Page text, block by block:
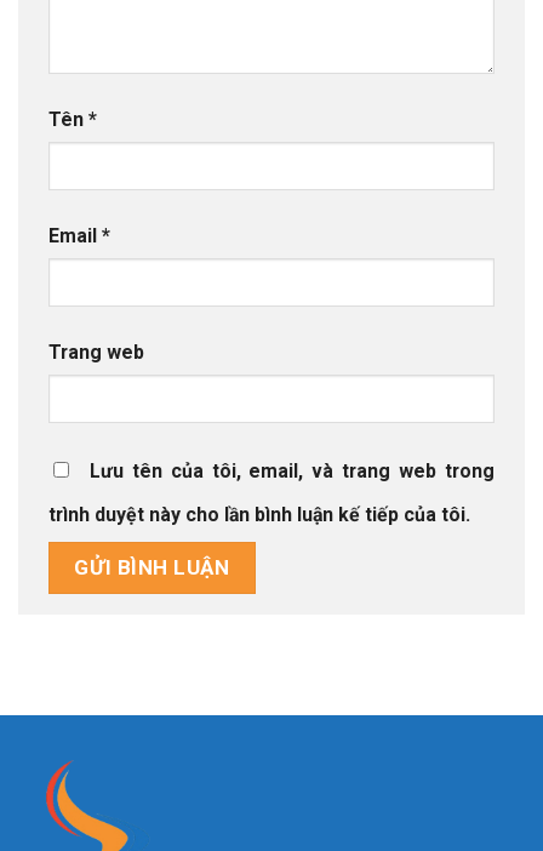
Tên *
Email *
Trang web
Lưu tên của tôi, email, và trang web trong
trình duyệt này cho lần bình luận kế tiếp của tôi.